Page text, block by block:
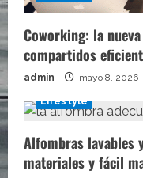
Coworking: la
compartidos
admin mayo 8, 2026
Lifestyle
Alfombras lavables
materiales y fácil